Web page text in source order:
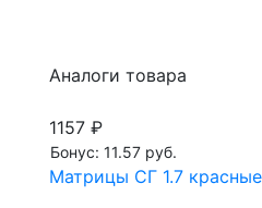
Аналоги товара
1157 ₽
Бонус: 11.57 руб.
Матрицы СГ 1.7